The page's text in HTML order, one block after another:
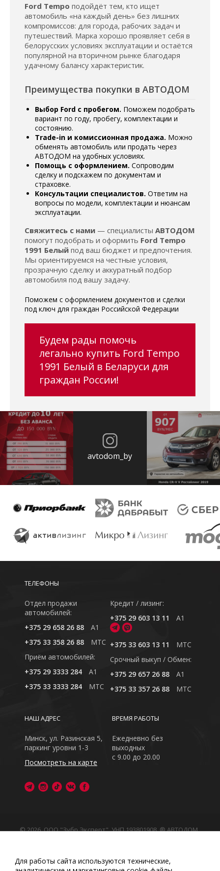
Ford Tempo подойдёт тем, кто ищет
автомобиль «на каждый день» без лишних
компромиссов: для города, рабочих задач и
путешествий. Марка хорошо проявляет себя в
белорусских условиях эксплуатации и остаётся
популярной на вторичном рынке благодаря
удачному балансу характеристик.
Преимущества покупки в АВТОДОМ
Выбор Ford с пробегом. Поможем подобрать
вариант по году, пробегу, комплектации и
состоянию.
Trade-in и комиссионная продажа. Можно
обменять автомобиль или продать через
АВТОДОМ на удобных условиях.
Помощь с оформлением. Сопроводим
сделку и подскажем по документам и
страховке.
Консультации специалистов. Ответим на
вопросы по модели, комплектации и нюансам
эксплуатации.
Свяжитесь с нами — специалисты АВТОДОМ
помогут подобрать и оформить Ford Tempo
1991 Белый под ваш бюджет и предпочтения.
Мы ориентируемся на честные условия,
прозрачную сделку и аккуратный подбор
автомобиля под вашу задачу.
Поможем с оформлением документов и сделки
под ключ для граждан Российской Федерации
Будем рады помочь
легально купить Ford Tempo
1991 Белый в Беларуси для
граждан России!
avtodom_by
ТЕЛЕФОНЫ
Отдел продажи
автомобилей:
+375 29 658 26 88
A1
+375 33 358 26 88
MTC
Приём автомобилей:
+375 29 3333 284
A1
+375 33 3333 284
MTC
Кредит / лизинг:
+375 29 603 13 11
A1
+375 33 603 13 11
MTC
Cрочный выкуп / Обмен:
+375 29 657 26 88
A1
+375 33 357 26 88
MTC
ВРЕМЯ РАБОТЫ
Ежедневно без
выходных
с 9.00 до 20.00
НАШ АДРЕС
Минск, ул. Разинская 5,
паркинг уровни 1-3
Посмотреть на карте
© 2026, ООО "Зубр Эксперт", УНП 193801908. ® АВТОДОМ
сайт носит исключительно информационный характер
Для работы сайта используются технические,